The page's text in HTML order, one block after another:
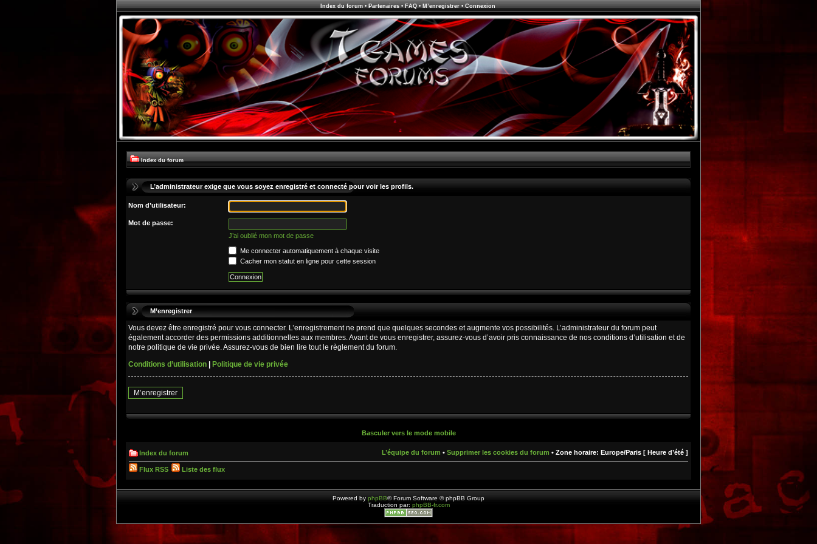
Index du forum• Partenaires• FAQ• M’enregistrer• Connexion
Index du forum
L’administrateur exige que vous soyez enregistré et connecté pour voir les profils.
Nom d’utilisateur:
Mot de passe:
J’ai oublié mon mot de passe
Me connecter automatiquement à chaque visite
Cacher mon statut en ligne pour cette session
M’enregistrer
Vous devez être enregistré pour vous connecter. L’enregistrement ne prend que quelques secondes et augmente vos possibilités. L’administrateur du forum peut
également accorder des permissions additionnelles aux membres. Avant de vous enregistrer, assurez-vous d’avoir pris connaissance de nos conditions d’utilisation et de
notre politique de vie privée. Assurez-vous de bien lire tout le règlement du forum.
Conditions d’utilisation
Politique de vie privée
M’enregistrer
Basculer vers le mode mobile
Index du forum L’équipe du forum • Supprimer les cookies du forum • Zone horaire: Europe/Paris [ Heure d’été ]
Flux RSS Liste des flux
Powered by phpBB® Forum Software © phpBB Group
Traduction par: phpBB-fr.com